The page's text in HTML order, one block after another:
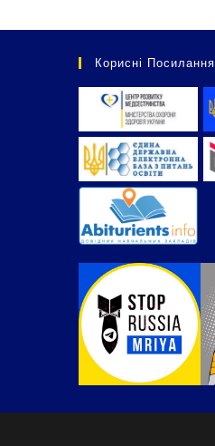
Корисні Посилання